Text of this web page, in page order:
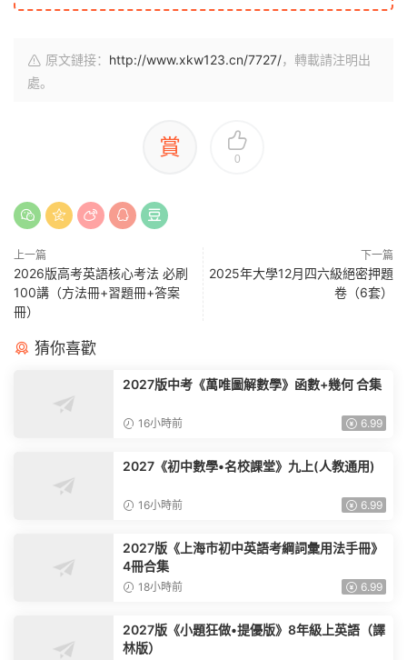
原文鏈接： http://www.xkw123.cn/7727/，轉載請注明出
處。
賞 0
上一篇
2026版高考英語核心考法 必刷
100講（方法冊+習題冊+答案
冊）
下一篇
2025年大學12月四六級絕密押題
卷（6套）
猜你喜歡
2027版中考《萬唯圖解數學》函數+幾何 合集
16小時前 6.99
2027《初中數學•名校課堂》九上(人教通用)
16小時前 6.99
2027版《上海市初中英語考綱詞彙用法手冊》
4冊合集
18小時前 6.99
2027版《小題狂做•提優版》8年級上英語（譯
林版）